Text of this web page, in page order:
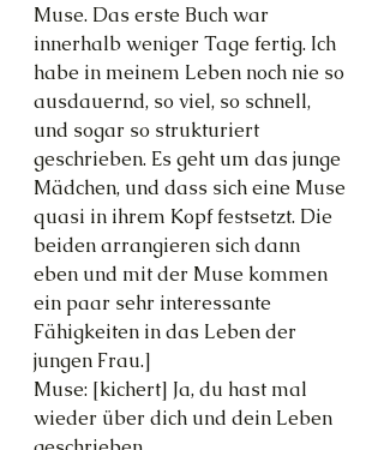
Muse. Das erste Buch war
innerhalb weniger Tage fertig. Ich
habe in meinem Leben noch nie so
ausdauernd, so viel, so schnell,
und sogar so strukturiert
geschrieben. Es geht um das junge
Mädchen, und dass sich eine Muse
quasi in ihrem Kopf festsetzt. Die
beiden arrangieren sich dann
eben und mit der Muse kommen
ein paar sehr interessante
Fähigkeiten in das Leben der
jungen Frau.]
Muse: [kichert] Ja, du hast mal
wieder über dich und dein Leben